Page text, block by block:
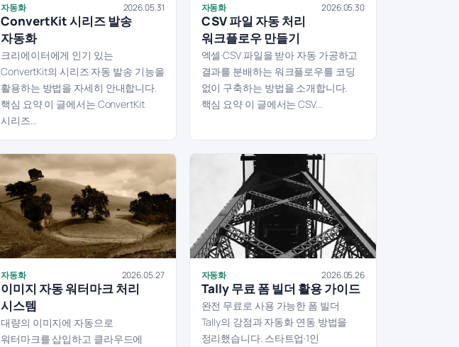
자동화 2026.05.31
ConvertKit 시리즈 발송
자동화
크리에이터에게 인기 있는
ConvertKit의 시리즈 자동 발송 기능을
활용하는 방법을 자세히 안내합니다.
핵심 요약 이 글에서는 ConvertKit
시리즈...
자동화 2026.05.30
CSV 파일 자동 처리
워크플로우 만들기
엑셀·CSV 파일을 받아 자동 가공하고
결과를 분배하는 워크플로우를 코딩
없이 구축하는 방법을 소개합니다.
핵심 요약 이 글에서는 CSV...
자동화 2026.05.27
이미지 자동 워터마크 처리
시스템
대량의 이미지에 자동으로
워터마크를 삽입하고 클라우드에
자동화 2026.05.26
Tally 무료 폼 빌더 활용 가이드
완전 무료로 사용 가능한 폼 빌더
Tally의 강점과 자동화 연동 방법을
정리했습니다. 스타트업·1인